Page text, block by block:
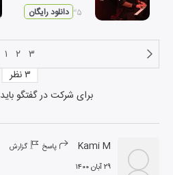
۰۲:۳۵دانلود رایگان
۱ ۲ ۳
برای شرکت در گفتگو باید
۳نظر
Kami M پاسخ گزارش
۲۹ آبان ۱۴۰۰